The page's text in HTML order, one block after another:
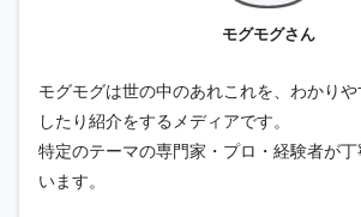
モグモグさん
モグモグは世の中のあれこれを、わかり
したり紹介をするメディアです。
特定のテーマの専門家・プロ・経験者が
います。